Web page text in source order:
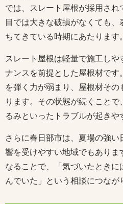
では、スレート屋根が採用され
目では大きな破損がなくても
ちてきている時期にあたります。
スレート屋根は軽量で施工し
ナンスを前提とした屋根材です
を弾く力が弱まり、屋根材そ
ります。その状態が続くこと
るみといったトラブルが起きや
さらに春日部市は、夏場の強
響を受けやすい地域でもあり
なることで、「気づいたとき
んでいた」という相談につなが